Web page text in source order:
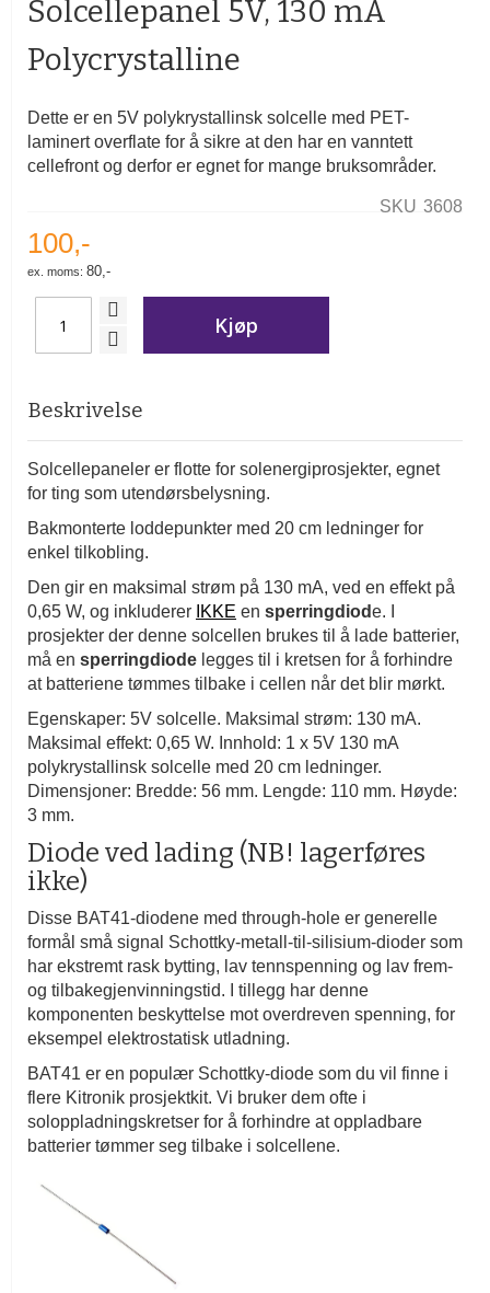
av
Solcellepanel 5V, 130 mA
Polycrystalline
Dette er en 5V polykrystallinsk solcelle med PET-
laminert overflate for å sikre at den har en vanntett
cellefront og derfor er egnet for mange bruksområder.
SKU 3608
100,-
80,-
Kjøp
Beskrivelse
Solcellepaneler er flotte for solenergiprosjekter, egnet
for ting som utendørsbelysning.
Bakmonterte loddepunkter med 20 cm ledninger for
enkel tilkobling.
Den gir en maksimal strøm på 130 mA, ved en effekt på
0,65 W, og inkluderer IKKE en sperringdiode. I
prosjekter der denne solcellen brukes til å lade batterier,
må en sperringdiode legges til i kretsen for å forhindre
at batteriene tømmes tilbake i cellen når det blir mørkt.
Egenskaper: 5V solcelle. Maksimal strøm: 130 mA.
Maksimal effekt: 0,65 W. Innhold: 1 x 5V 130 mA
polykrystallinsk solcelle med 20 cm ledninger.
Dimensjoner: Bredde: 56 mm. Lengde: 110 mm. Høyde:
3 mm.
Diode ved lading (NB! lagerføres
ikke)
Disse BAT41-diodene med through-hole er generelle
formål små signal Schottky-metall-til-silisium-dioder som
har ekstremt rask bytting, lav tennspenning og lav frem-
og tilbakegjenvinningstid. I tillegg har denne
komponenten beskyttelse mot overdreven spenning, for
eksempel elektrostatisk utladning.
BAT41 er en populær Schottky-diode som du vil finne i
flere Kitronik prosjektkit. Vi bruker dem ofte i
soloppladningskretser for å forhindre at oppladbare
batterier tømmer seg tilbake i solcellene.